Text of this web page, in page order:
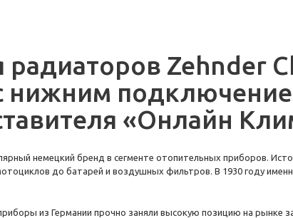
радиаторов Zehnder
нижним
«Онлайн
немецкий бренд в сегменте отопительных приборов.
до батарей и воздушных фильтров. В 1930 году
из Германии прочно заняли высокую позицию на рынке